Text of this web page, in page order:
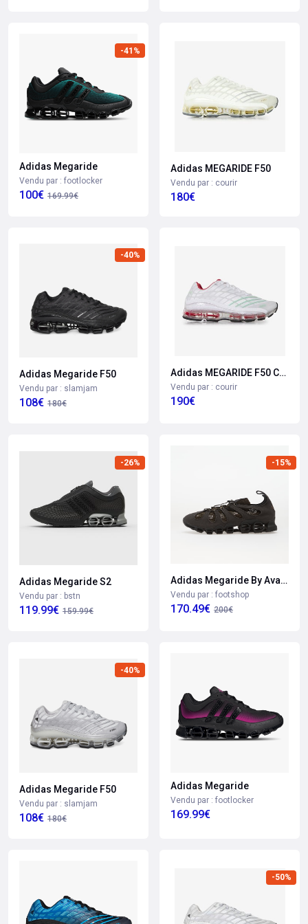
-41%
Adidas Megaride
Vendu par : footlocker
100€ 169.99€
Adidas MEGARIDE F50
Vendu par : courir
180€
-40%
Adidas Megaride F50
Vendu par : slamjam
108€ 180€
Adidas MEGARIDE F50 COCA COLA
Vendu par : courir
190€
-26%
Adidas Megaride S2
Vendu par : bstn
119.99€ 159.99€
-15%
Adidas Megaride By Avavav
Vendu par : footshop
170.49€ 200€
-40%
Adidas Megaride F50
Vendu par : slamjam
108€ 180€
Adidas Megaride
Vendu par : footlocker
169.99€
-50%